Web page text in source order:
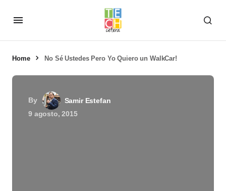
Home No Sé Ustedes Pero Yo Quiero un WalkCar!
By
Samir Estefan
9 agosto, 2015